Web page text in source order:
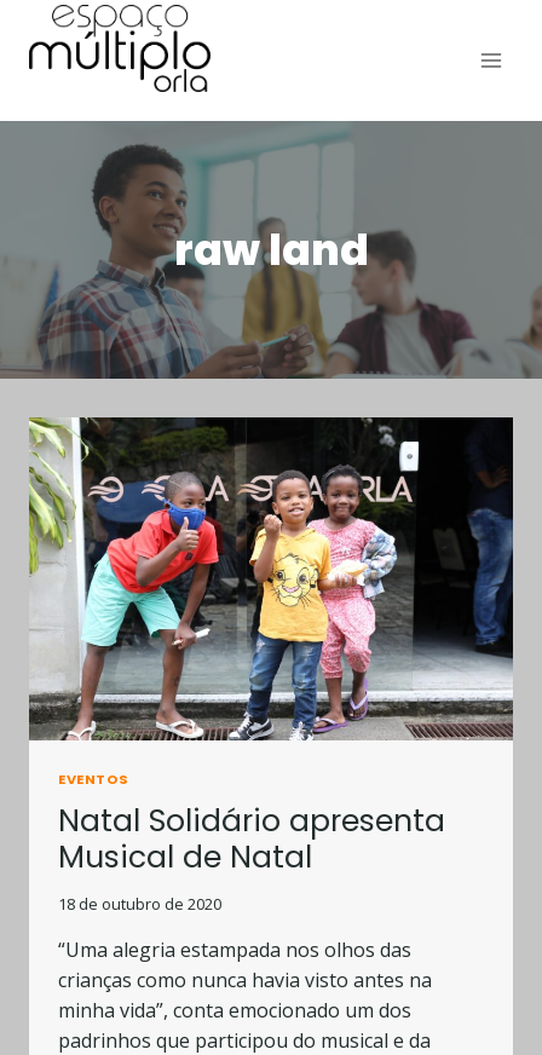
para
raw land
EVENTOS
Natal Solidário apresenta
Musical de Natal
18 de outubro de 2020
“Uma alegria estampada nos olhos das
crianças como nunca havia visto antes na
minha vida”, conta emocionado um dos
padrinhos que participou do musical e da